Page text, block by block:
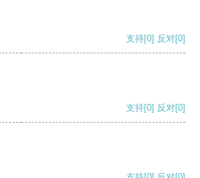
支持[0] 反对[0]
支持[0] 反对[0]